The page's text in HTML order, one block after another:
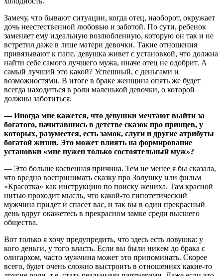
Замечу, что бывают ситуации, когда отец, наоборот, окружает
дочь неестественной любовью и заботой. По сути, ребенок
заменяет ему идеальную возлюбленную, которую он так и не
встретил даже в лице матери девочки. Такие отношения
привязывают к папе, девушка живет с установкой, что должна
найти себе самого лучшего мужа, иначе отец не одобрит. А
самый лучший это какой? Успешный, с деньгами и
возможностями. В итоге в браке женщина опять же будет
всегда находиться в роли маленькой девочки, о которой
должны заботиться.
— Иногда мне кажется, что девушки мечтают выйти за
богатого, начитавшись в детстве сказок про принцев, у
которых, разумеется, есть замок, слуги и другие атрибуты
богатой жизни. Это может влиять на формирование
установки «мне нужен только состоятельный муж»?
— Это больше косвенная причина. Тем не менее я бы сказала,
что вредно воспринимать сказку про Золушку или фильм
«Красотка» как инструкцию по поиску жениха. Там красной
нитью проходит мысль, что какой-то гипотетический
мужчина придет и спасет вас, и так вы в один прекрасный
день вдруг окажетесь в прекрасном замке среди высшего
общества.
Вот только я хочу предупредить, что здесь есть ловушка: у
кого деньги, у того власть. Если вы были никем до брака с
олигархом, часто мужчина может это припоминать. Скорее
всего, будет очень сложно выстроить в отношениях какие-то